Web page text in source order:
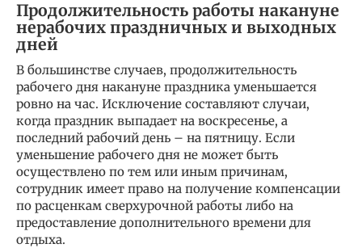
Продолжительность работы накануне
нерабочих праздничных и выходных
дней
В большинстве случаев, продолжительность
рабочего дня накануне праздника уменьшается
ровно на час. Исключение составляют случаи,
когда праздник выпадает на воскресенье, а
последний рабочий день – на пятницу. Если
уменьшение рабочего дня не может быть
осуществлено по тем или иным причинам,
сотрудник имеет право на получение компенсации
по расценкам сверхурочной работы либо на
предоставление дополнительного времени для
отдыха.